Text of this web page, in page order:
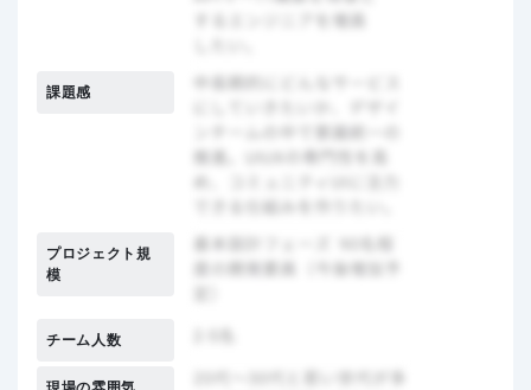
課題感
プロジェクト規
模
チーム人数